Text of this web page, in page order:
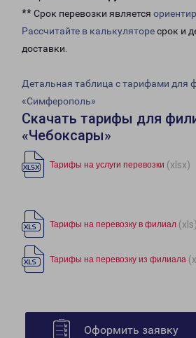
** Срок перевозки является
Рассчитайте в калькуляторесрок и
доставки.
Детальная таблица с тарифами для
«Симферополь»
Скачать тарифы для
«Чебоксары»
Тарифы на услуги перевозки (xlsx)
Тарифы на перевозку в филиал (xls)
Тарифы на перевозку из филиала
Оформить заявку